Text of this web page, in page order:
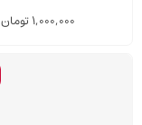
1,000,000تومان